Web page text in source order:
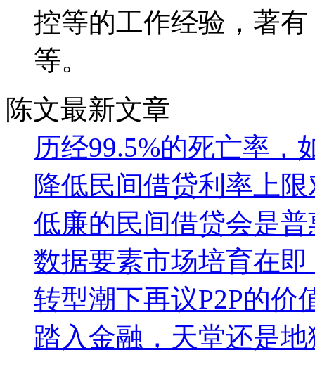
控等的工作经验，著
等。
陈文最新文章
历经99.5%的死亡率，
降低民间借贷利率上
低廉的民间借贷会是
数据要素市场培育在
转型潮下再议P2P的价
踏入金融，天堂还是地